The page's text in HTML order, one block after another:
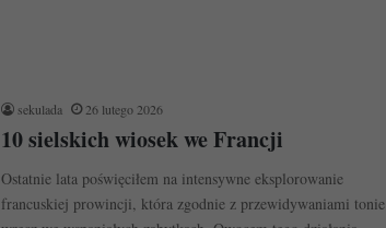
sekulada 26 lutego 2026
10 sielskich wiosek we Francji
Ostatnie lata poświęciłem na intensywne eksplorowanie
francuskiej prowincji, która zgodnie z przewidywaniami tonie